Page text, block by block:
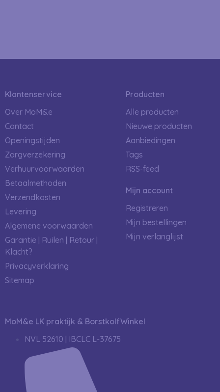
Klantenservice
Over MoM&e
Contact
Openingstijden
Zorgverzekering
Verhuurvoorwaarden
Betaalmethoden
Verzendkosten
Levering
Algemene voorwaarden
Garantie | Ruilen | Retour |
Klacht?
Privacyverklaring
Sitemap
Producten
Alle producten
Nieuwe producten
Aanbiedingen
Tags
RSS-feed
Mijn account
Registreren
Mijn bestellingen
Mijn verlanglijst
MoM&e LK praktijk & BorstkolfWinkel
NVL 52610 | IBCLC L-37675